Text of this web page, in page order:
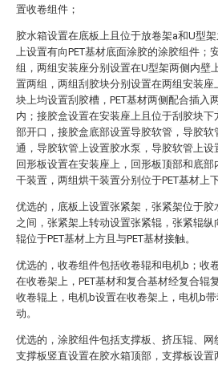
置收卷组件；
胶水箱设置在底板上且位于放卷架a和U型
上设置有向PET基材底面涂胶的涂胶组件；
组，两组安装座分别设置在U型架两侧内壁
置两组，两组刮胶块分别设置在两组安装座
块上均设置刮胶槽，PET基材两侧配合插入
内；接胶盒设置在安装座上且位于刮胶块下
部开口，接胶盒底部设置导胶软管，导胶软
通，导胶软管上设置胶水泵，导胶软管上设
回形板设置在安装座上，回形板顶部和底部
干装置，两组烘干装置分别位于PET基材上下
优选的，底板上设置张紧架，张紧架位于胶
之间，张紧架上转动设置张紧辊，张紧辊纵
辊位于PET基材上方且与PET基材接触。
优选的，收卷组件包括收卷辊和电机b；收
在收卷架上，PET基材和复合基材经复合辊
收卷辊上，电机b设置在收卷架上，电机b
动。
优选的，涂胶组件包括支撑板、挤压辊、网
支撑板竖直设置在胶水箱顶部，支撑板设置